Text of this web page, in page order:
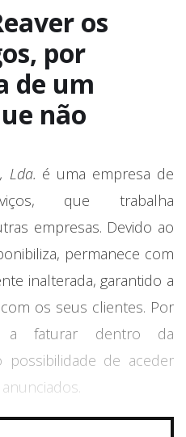
os
por
de um
não
Lda. é uma empresa de
que trabalha
empresas. Devido ao
permanece com
inalterada, garantido a
os seus clientes. Por
a faturar dentro da
possibilidade de aceder